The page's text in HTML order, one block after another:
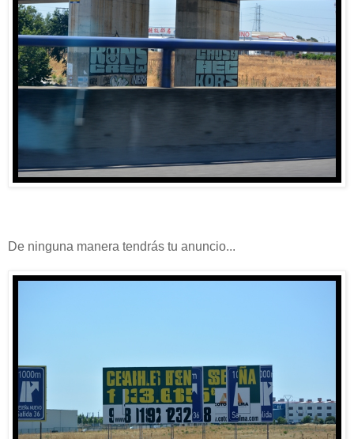
De ninguna manera tendrás tu anuncio...